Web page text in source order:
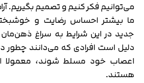
می‌توانیم فکر کنیم و تصمیم
ما بیشتر احساس رضایت و
جدید در این شرایط به سراغ
دلیل است افرادی که می‌دانند چطور
اعصاب خود مسلط شوند، معمولا
هستند.